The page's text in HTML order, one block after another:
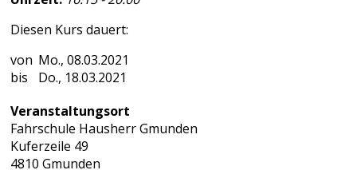
Diesen Kurs dauert:
Mo., 08.03.2021
Do., 18.03.2021
Veranstaltungsort
Fahrschule Hausherr Gmunden
Kuferzeile 49
4810 Gmunden